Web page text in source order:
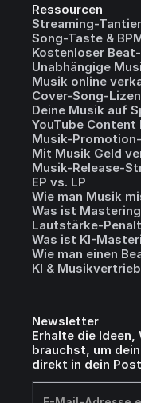
Ressourcen
Streaming-
Song-Taste &
Kostenloser
Unabhängige
Musik online
Cover-Song-
Deine Musik auf
YouTube Content
Musik-
Mit Musik Geld
Musik-Release-
EP vs. LP
Wie man Musik
Was ist
Lautstärke-
Was ist KI-
Wie man einen
KI & Musikvertrieb
Newsletter
Erhalte die
brauchst, um
direkt in dein